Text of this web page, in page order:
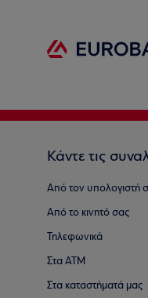
Κάντε τις
Από τον υπολογιστή
Από το κινητό σας
Τηλεφωνικά
Στα ΑΤΜ
Στα καταστήματά μας